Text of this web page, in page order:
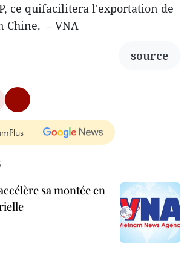
ce quifacilitera l'exportation de
Chine. – VNA
source
sa montée en